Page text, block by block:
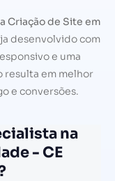
Criação de Site em
desenvolvido com
e uma
resulta em melhor
e conversões.
na
- CE